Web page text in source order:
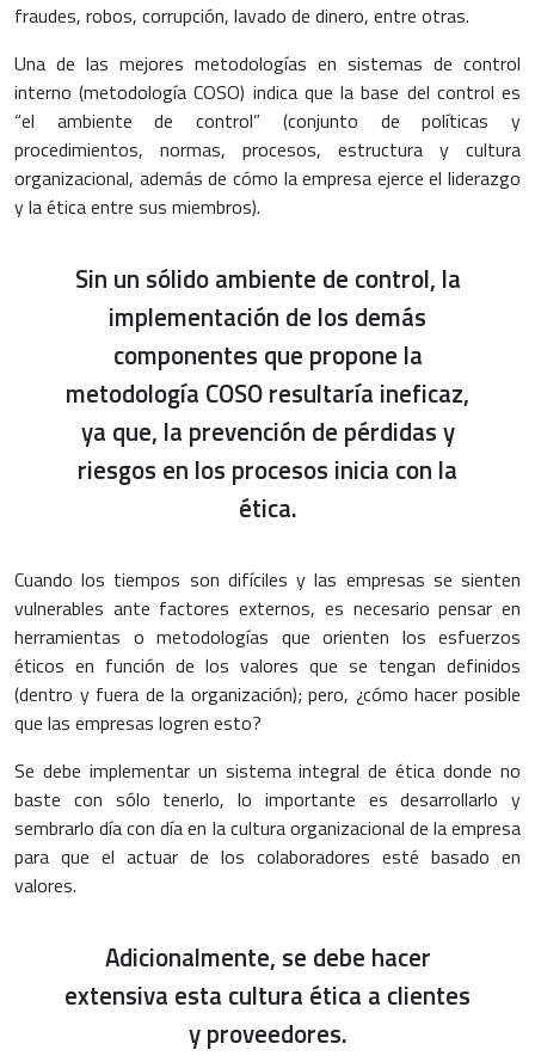
fraudes, robos, corrupción, lavado de dinero, entre otras.
Una de las mejores metodologías en sistemas de control
interno (metodología COSO) indica que la base del control es
“el ambiente de control” (conjunto de políticas y
procedimientos, normas, procesos, estructura y cultura
organizacional, además de cómo la empresa ejerce el liderazgo
y la ética entre sus miembros).
Sin un sólido ambiente de control, la
implementación de los demás
componentes que propone la
metodología COSO resultaría ineficaz,
ya que, la prevención de pérdidas y
riesgos en los procesos inicia con la
ética.
Cuando los tiempos son difíciles y las empresas se sienten
vulnerables ante factores externos, es necesario pensar en
herramientas o metodologías que orienten los esfuerzos
éticos en función de los valores que se tengan definidos
(dentro y fuera de la organización); pero, ¿cómo hacer posible
que las empresas logren esto?
Se debe implementar un sistema integral de ética donde no
baste con sólo tenerlo, lo importante es desarrollarlo y
sembrarlo día con día en la cultura organizacional de la empresa
para que el actuar de los colaboradores esté basado en
valores.
Adicionalmente, se debe hacer
extensiva esta cultura ética a clientes
y proveedores.